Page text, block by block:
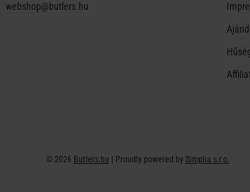
webshop@butlers.hu
© 2026 Butlers.hu | Proudly powered by Simplia s.r.o.